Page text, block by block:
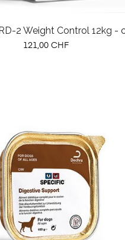
2 Weight Control 12kg -
Prix
121,00 CHF